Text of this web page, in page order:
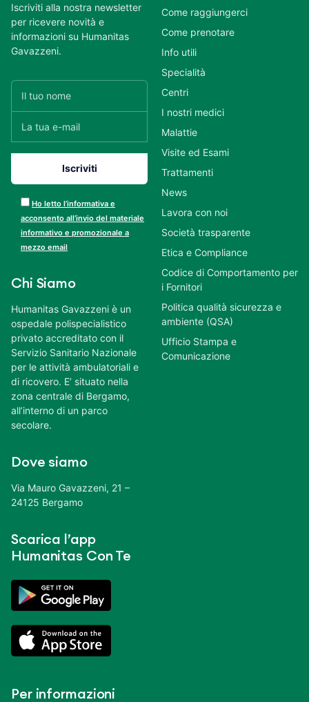
Iscriviti alla nostra newsletter
per ricevere novità e
informazioni su Humanitas
Gavazzeni.
Ho letto l’informativa e
acconsento all’invio del materiale
informativo e promozionale a
mezzo email
Chi Siamo
Humanitas Gavazzeni è un
ospedale polispecialistico
privato accreditato con il
Servizio Sanitario Nazionale
per le attività ambulatoriali e
di ricovero. E’ situato nella
zona centrale di Bergamo,
all’interno di un parco
secolare.
Dove siamo
Via Mauro Gavazzeni, 21 –
24125 Bergamo
Scarica l’app
Humanitas Con Te
Per informazioni
Come raggiungerci
Come prenotare
Info utili
Specialità
Centri
I nostri medici
Malattie
Visite ed Esami
Trattamenti
News
Lavora con noi
Società trasparente
Etica e Compliance
Codice di Comportamento per
i Fornitori
Politica qualità sicurezza e
ambiente (QSA)
Ufficio Stampa e
Comunicazione